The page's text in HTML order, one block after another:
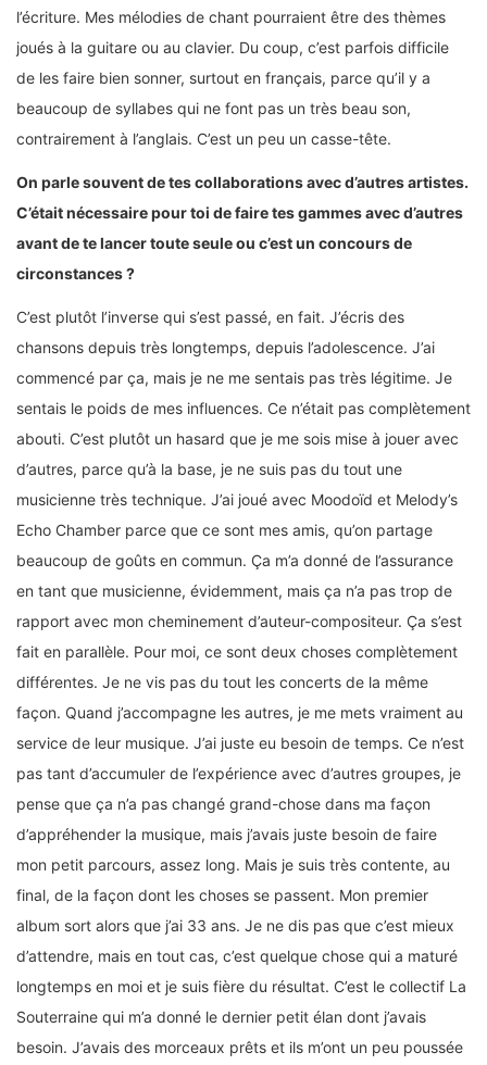
l’écriture. Mes mélodies de chant pourraient être des thèmes
joués à la guitare ou au clavier. Du coup, c’est parfois difficile
de les faire bien sonner, surtout en français, parce qu’il y a
beaucoup de syllabes qui ne font pas un très beau son,
contrairement à l’anglais. C’est un peu un casse-tête.
On parle souvent de tes collaborations avec d’autres artistes.
C’était nécessaire pour toi de faire tes gammes avec d’autres
avant de te lancer toute seule ou c’est un concours de
circonstances ?
C’est plutôt l’inverse qui s’est passé, en fait. J’écris des
chansons depuis très longtemps, depuis l’adolescence. J’ai
commencé par ça, mais je ne me sentais pas très légitime. Je
sentais le poids de mes influences. Ce n’était pas complètement
abouti. C’est plutôt un hasard que je me sois mise à jouer avec
d’autres, parce qu’à la base, je ne suis pas du tout une
musicienne très technique. J’ai joué avec Moodoïd et Melody’s
Echo Chamber parce que ce sont mes amis, qu’on partage
beaucoup de goûts en commun. Ça m’a donné de l’assurance
en tant que musicienne, évidemment, mais ça n’a pas trop de
rapport avec mon cheminement d’auteur-compositeur. Ça s’est
fait en parallèle. Pour moi, ce sont deux choses complètement
différentes. Je ne vis pas du tout les concerts de la même
façon. Quand j’accompagne les autres, je me mets vraiment au
service de leur musique. J’ai juste eu besoin de temps. Ce n’est
pas tant d’accumuler de l’expérience avec d’autres groupes, je
pense que ça n’a pas changé grand-chose dans ma façon
d’appréhender la musique, mais j’avais juste besoin de faire
mon petit parcours, assez long. Mais je suis très contente, au
final, de la façon dont les choses se passent. Mon premier
album sort alors que j’ai 33 ans. Je ne dis pas que c’est mieux
d’attendre, mais en tout cas, c’est quelque chose qui a maturé
longtemps en moi et je suis fière du résultat. C’est le collectif La
Souterraine qui m’a donné le dernier petit élan dont j’avais
besoin. J’avais des morceaux prêts et ils m’ont un peu poussée